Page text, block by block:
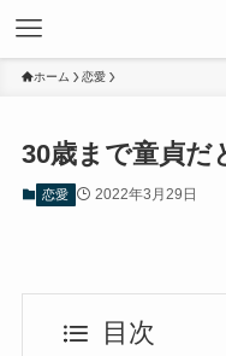
ホーム 恋愛
30歳まで童貞だ
恋愛 2022年3月29日
目次